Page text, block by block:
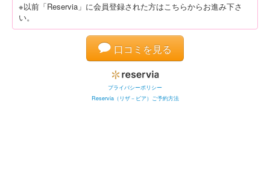
※以前「Reservia」に会員登録された方はこちらからお進み下さ
い。
口コミを見る
プライバシーポリシー
Reservia（リザ－ビア）ご予約方法